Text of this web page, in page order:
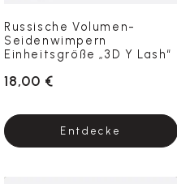
Russische Volumen-
Seidenwimpern
Einheitsgröße „3D Y Lash“
18,00 €
Entdecke